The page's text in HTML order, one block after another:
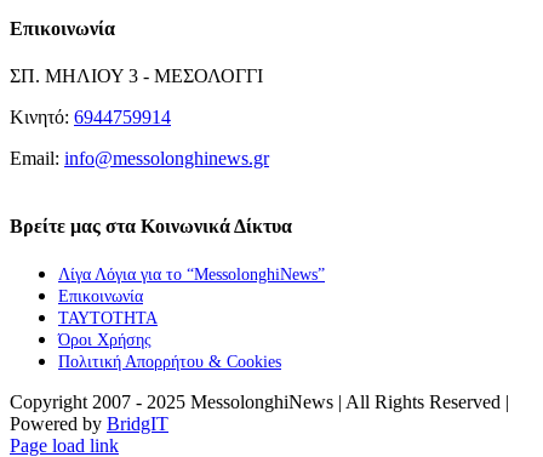
Επικοινωνία
ΣΠ. ΜΗΛΙΟΥ 3 - ΜΕΣΟΛΟΓΓΙ
Κινητό: 6944759914
Email: info@messolonghinews.gr
Βρείτε μας στα Κοινωνικά Δίκτυα
Λίγα Λόγια για το “MessolonghiNews”
Επικοινωνία
ΤΑΥΤΟΤΗΤΑ
Όροι Χρήσης
Πολιτική Απορρήτου & Cookies
Copyright 2007 - 2025 MessolonghiNews | All Rights Reserved |
Powered by BridgIT
YouTube
Facebook
Instagram
Page load link